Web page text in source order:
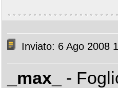
Inviato: 6 Ago 2008
_max_ -